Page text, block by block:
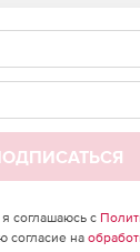
надежный
эффективно
Intel.
Edition,
соглашаюсь с
согласие на